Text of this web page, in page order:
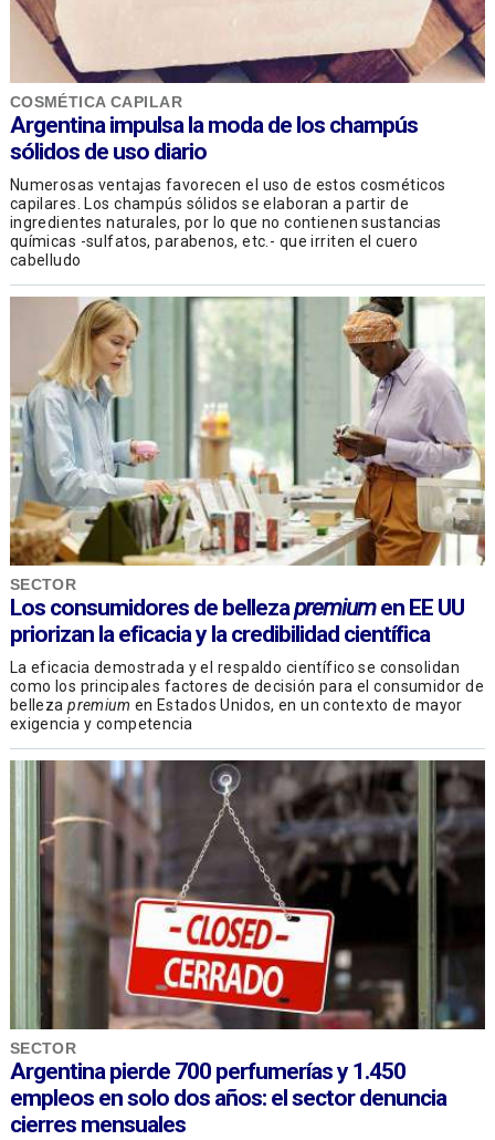
COSMÉTICA CAPILAR
Argentina impulsa la moda de los champús
sólidos de uso diario
Numerosas ventajas favorecen el uso de estos cosméticos
capilares. Los champús sólidos se elaboran a partir de
ingredientes naturales, por lo que no contienen sustancias
químicas -sulfatos, parabenos, etc.- que irriten el cuero
cabelludo
SECTOR
Los consumidores de bellezapremiumen EE UU
priorizan la eficacia y la credibilidad científica
La eficacia demostrada y el respaldo científico se consolidan
como los principales factores de decisión para el consumidor de
bellezapremium en Estados Unidos, en un contexto de mayor
exigencia y competencia
SECTOR
Argentina pierde 700 perfumerías y 1.450
empleos en solo dos años: el sector denuncia
cierres mensuales